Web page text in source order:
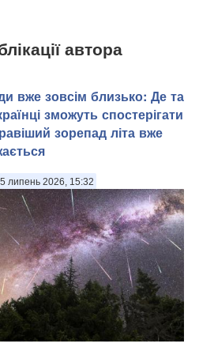
автора
вже зовсім близько: Де та
зможуть спостерігати
зорепад літа вже
липень 2026, 15:32